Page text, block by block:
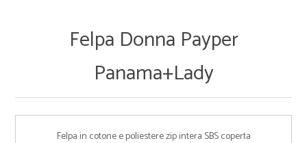
Felpa Donna Payper
Panama+Lady
Felpa in cotone e poliestere zip intera SBS coperta